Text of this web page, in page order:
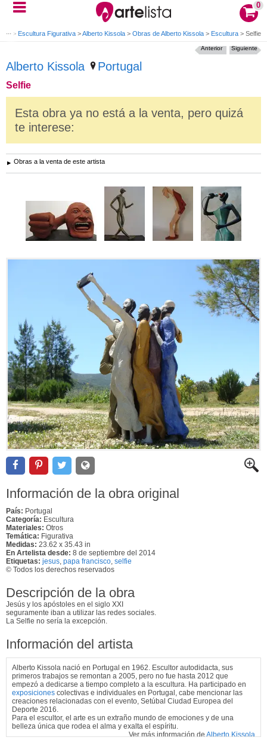
0
> Escultura Figurativa >Alberto Kissola > Obras de Alberto Kissola > Escultura > Selfie
Alberto Kissola Portugal
Selfie
Siguiente
Anterior
Esta obra ya no está a la venta, pero quizá
te interese:
Obras a la venta de este artista
Información de la obra original
País: Portugal
Categoría: Escultura
Materiales: Otros
Temática: Figurativa
Medidas: 23.62 x 35.43 in
En Artelista desde: 8 de septiembre del 2014
Etiquetas: jesus, papa francisco, selfie
© Todos los derechos reservados
Descripción de la obra
Jesús y los apóstoles en el siglo XXI
seguramente iban a utilizar las redes sociales.
La Selfie no sería la excepción.
Información del artista
Alberto Kissola nació en Portugal en 1962. Escultor autodidacta, sus
primeros trabajos se remontan a 2005, pero no fue hasta 2012 que
empezó a dedicarse a tiempo completo a la escultura. Ha participado en
exposiciones colectivas e individuales en Portugal, cabe mencionar las
creaciones relacionadas con el evento, Setúbal Ciudad Europea del
Deporte 2016.
Para el escultor, el arte es un extraño mundo de emociones y de una
belleza única que rodea el alma y exalta el espíritu.
Ver más información deAlberto Kissola